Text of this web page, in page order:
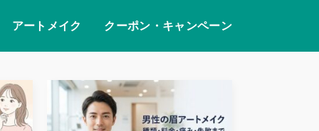
アートメイク クーポン・キャンペーン